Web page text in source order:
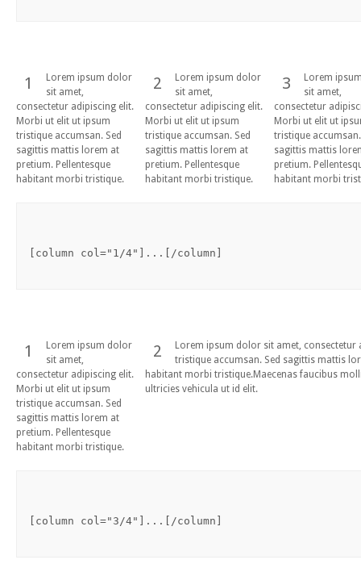
1
Lorem ipsum dolor
sit amet,
consectetur adipiscing elit.
Morbi ut elit ut ipsum
tristique accumsan. Sed
sagittis mattis lorem at
pretium. Pellentesque
habitant morbi tristique.
2
Lorem ipsum dolor
sit amet,
consectetur adipiscing elit.
Morbi ut elit ut ipsum
tristique accumsan. Sed
sagittis mattis lorem at
pretium. Pellentesque
habitant morbi tristique.
3
Lorem
sit amet,
consectetur
Morbi ut elit ut
tristique
sagittis mattis
pretium.
habitant morbi
[column col="1/4"]...[/column]
1
Lorem ipsum dolor
sit amet,
consectetur adipiscing elit.
Morbi ut elit ut ipsum
tristique accumsan. Sed
sagittis mattis lorem at
pretium. Pellentesque
habitant morbi tristique.
2
Lorem ipsum dolor sit amet,
tristique accumsan. Sed sagittis mattis
habitant morbi tristique.Maecenas faucibus
ultricies vehicula ut id elit.
[column col="3/4"]...[/column]